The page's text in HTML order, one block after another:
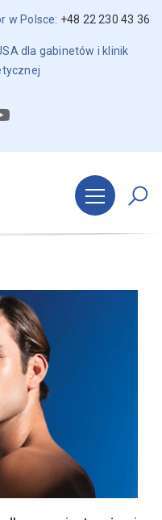
w Polsce: +48 22 230 43 36
dla gabinetów i klinik